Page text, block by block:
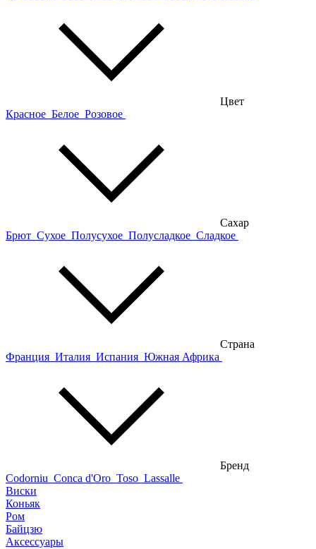
Цвет
Красное Белое Розовое
Сахар
Брют Сухое Полусухое Полусладкое Сладкое
Страна
Франция Италия Испания Южная Африка
Бренд
Codorniu Conca d'Oro Toso Lassalle
Виски
Коньяк
Ром
Байцзю
Аксессуары